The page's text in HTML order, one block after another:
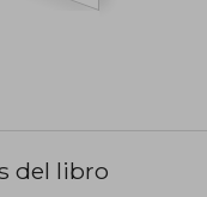
del libro